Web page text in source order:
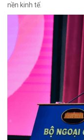
nền kinh tế.